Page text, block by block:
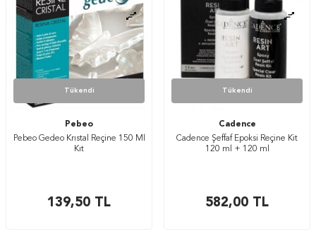
Tükendi
Pebeo
Pebeo Gedeo Krıstal Reçine 150 Ml
Kıt
139,50 TL
Tükendi
Cadence
Cadence Şeffaf Epoksi Reçine Kit
120 ml + 120 ml
582,00 TL